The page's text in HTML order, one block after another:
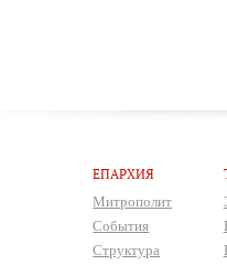
ЕПАРХИЯ
Митрополит
События
Структура